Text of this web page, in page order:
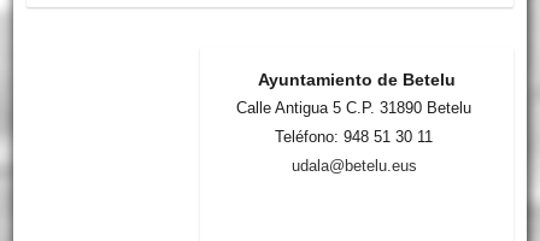
Ayuntamiento de Betelu
Calle Antigua 5 C.P. 31890 Betelu
Teléfono: 948 51 30 11
udala@betelu.eus